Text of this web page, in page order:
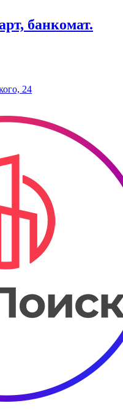
банкомат.
24